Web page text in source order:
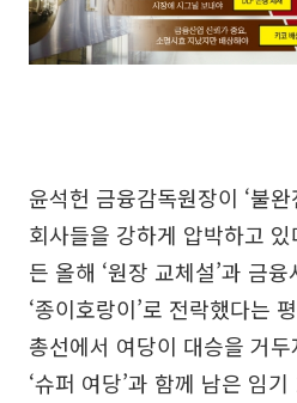
윤석헌 금융감독원장이 ‘불
회사들을 강하게 압박하고
든 올해 ‘원장 교체설’과 금
‘종이호랑이’로 전락했다는
총선에서 여당이 대승을 거
‘슈퍼 여당’과 함께 남은 임